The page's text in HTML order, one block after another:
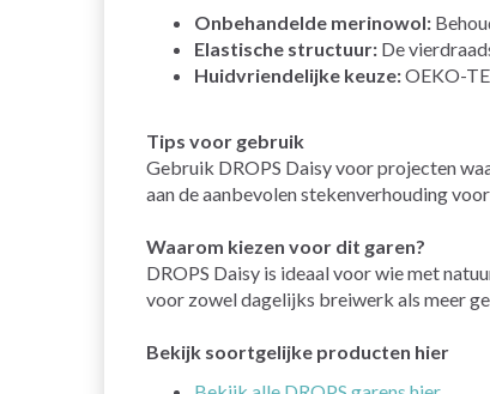
Onbehandelde merinowol:
Elastische structuur: De
Huidvriendelijke keuze:OEKO-
Tips voor gebruik
Gebruik DROPS Daisy voor projecten
aan de aanbevolen stekenverhouding
Waarom kiezen voor dit garen?
DROPS Daisy is ideaal voor wie met
voor zowel dagelijks breiwerk als meer
Bekijk soortgelijke producten hier